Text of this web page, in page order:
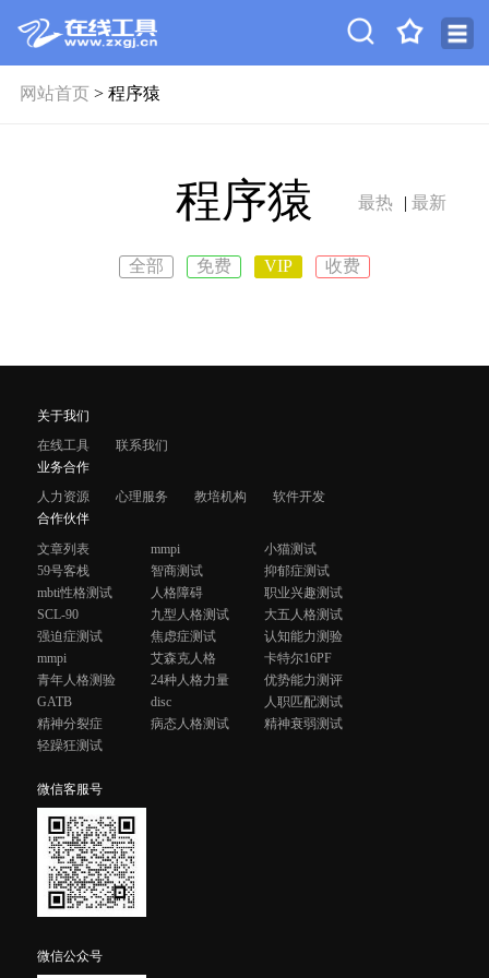
网站首页> 程序猿
最热 | 最新
程序猿
全部 免费 VIP 收费
关于我们
在线工具
联系我们
业务合作
人力资源
心理服务 教培机构
软件开发
合作伙伴
文章列表
mmpi
小猫测试
59号客栈
智商测试
抑郁症测试
mbti性格测试
人格障碍
职业兴趣测试
SCL-90
九型人格测试
大五人格测试
强迫症测试
焦虑症测试
认知能力测验
mmpi
艾森克人格
卡特尔16PF
青年人格测验
24种人格力量
优势能力测评
GATB
disc
人职匹配测试
精神分裂症
病态人格测试
精神衰弱测试
轻躁狂测试
微信客服号
微信公众号